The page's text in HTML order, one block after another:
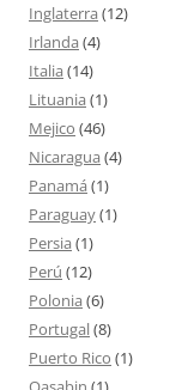
Inglaterra (12)
Irlanda (4)
Italia (14)
Lituania (1)
Mejico (46)
Nicaragua (4)
Panamá (1)
Paraguay(1)
Persia (1)
Perú (12)
Polonia (6)
Portugal(8)
Puerto Rico (1)